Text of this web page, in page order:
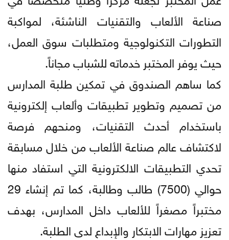
صناعة الألعاب والتقنيات الناشئة، لمواكبة
التطورات التكنولوجية ومتطلبات سوق العمل،
حيث يوفر المختبر خدماته للشباب مجاناً.
كما ساهم الصندوق في تمكين طلبة المدارس
من تصميم وتطوير تطبيقات وألعاب إلكترونية
باستخدام أحدث التقنيات، ومنحهم فرصة
لاكتشاف عالم صناعة الألعاب من خلال مسابقة
تحدي التطبيقات الالكترونية التي استفاد منها
حوالي (7500) طالب وطالبة، كما تم إنشاء 29
مختبراً مصغراً للألعاب داخل المدارس، بهدف
تعزيز مهارات الابتكار والإبداع لدى الطلبة.